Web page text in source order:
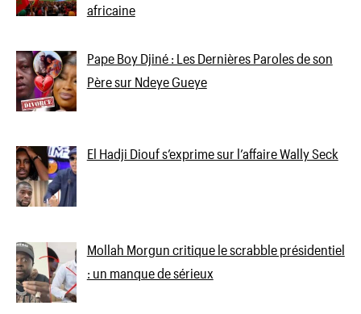
africaine
Pape Boy Djiné : Les Dernières Paroles de son
Père sur Ndeye Gueye
El Hadji Diouf s’exprime sur l’affaire Wally Seck
Mollah Morgun critique le scrabble présidentiel
: un manque de sérieux